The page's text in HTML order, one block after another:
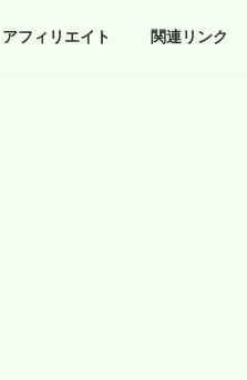
アフィリエイト 関連リンク